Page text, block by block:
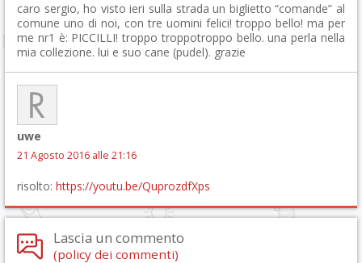
caro sergio, ho visto ieri sulla strada un biglietto “comande” al
comune uno di noi, con tre uomini felici! troppo bello! ma per
me nr1 è: PICCILLI! troppo troppotroppo bello. una perla nella
mia collezione. lui e suo cane (pudel). grazie
uwe
21 Agosto 2016 alle 21:16
risolto: https://youtu.be/QuprozdfXps
Lascia un commento
(policy dei commenti)